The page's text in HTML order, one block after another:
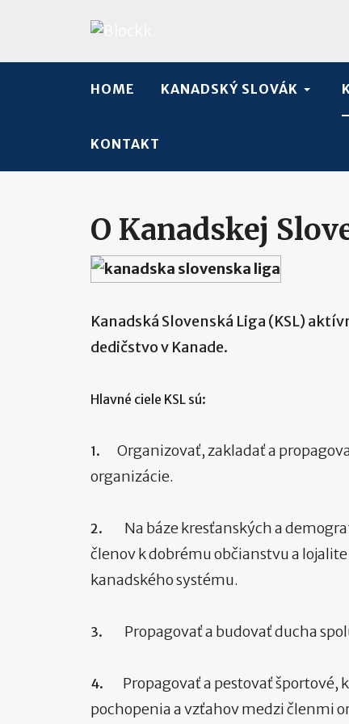
HOME KANADSKÝ SLOVÁK
KONTAKT
O Kanadskej
Kanadská Slovenská Liga (KSL)
dedičstvo v Kanade.
Hlavné ciele KSL sú:
1.
Organizovať, zakladať a
organizácie.
2.
Na báze kresťanských a
členov k dobrému občianstvu a
kanadského systému.
3. Propagovať a budovať ducha
4.
Propagovať a pestovať športové,
pochopenia a vzťahov medzi členmi